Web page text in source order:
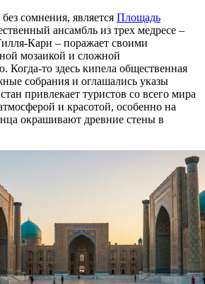
сомнения, является Площадь
ансамбль из трех медресе –
Кари – поражает своими
мозаикой и сложной
Когда-то здесь кипела общественная
собрания и оглашались указы
привлекает туристов со всего мира
и красотой, особенно на
окрашивают древние стены в